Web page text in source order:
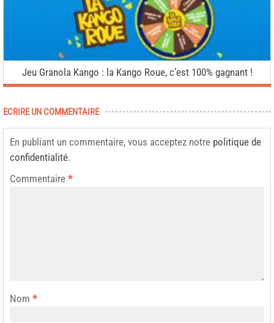
Jeu Granola Kango : la Kango Roue, c’est 100% gagnant !
ECRIRE UN COMMENTAIRE
En publiant un commentaire, vous acceptez notre politique de
confidentialité.
Commentaire *
Nom *